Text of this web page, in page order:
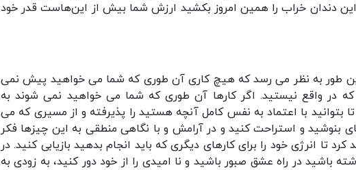
این دندان خراب را همین امروز بکشید ارزش شما بیش از این‌هاست قدر خود
این طور به نظر می رسد که هیچ کاری آن طوری که شما می خواهید پیش نمی
در واقع نیستید. اگر کارها آن طوری که شما می خواهید نمی شوند به
بتوانید با اعتماد به نفس کامل آنچه هستید را پذیرفته و از مسیری که می
و استراحت کنید و در آرامش و با نگاهی منطقی به این چیزها فکر
تا انرژی خود را برای کارهای دیگری که باید انجام بدهید بازیابی کنید. در
باشید در راه عشق صبور باشید و نا امیدی را از خود دور کنید، به زودی به